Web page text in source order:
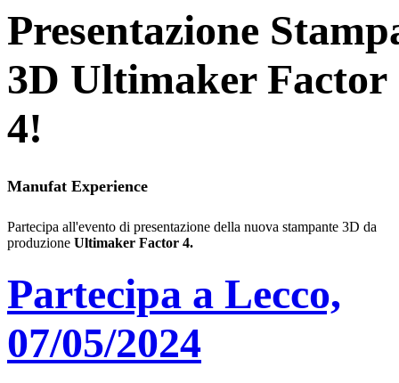
Presentazione
3D Ultimaker Factor
4!
Manufat Experience
Partecipa all'evento di presentazione della nuova stampante 3D da
produzione Ultimaker Factor 4.
Partecipa a Lecco,
07/05/2024